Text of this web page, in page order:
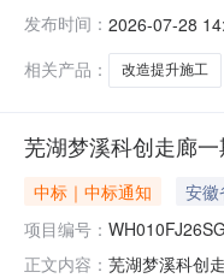
宜创科技产业
发布时间： 2026-07-28
相关产品：
改造提升施工
芜湖梦溪科创走廊
中标｜中标通知 安徽
项目编号：
正文内容： 芜湖梦溪科创